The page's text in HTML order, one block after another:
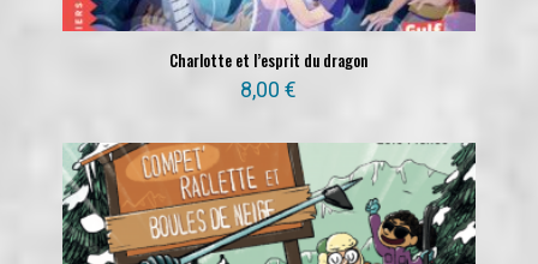
Charlotte et l’esprit du dragon
8,00€